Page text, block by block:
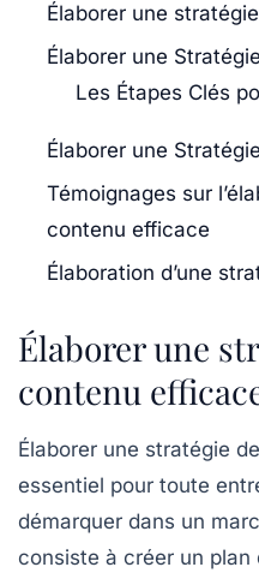
Élaborer une
Élaborer une
Les Étapes Clés
Élaborer une
Témoignages sur
contenu efficace
Élaboration d’une
Élaborer une
contenu
Élaborer une stratégie
essentiel pour toute
démarquer dans un
consiste à créer un plan